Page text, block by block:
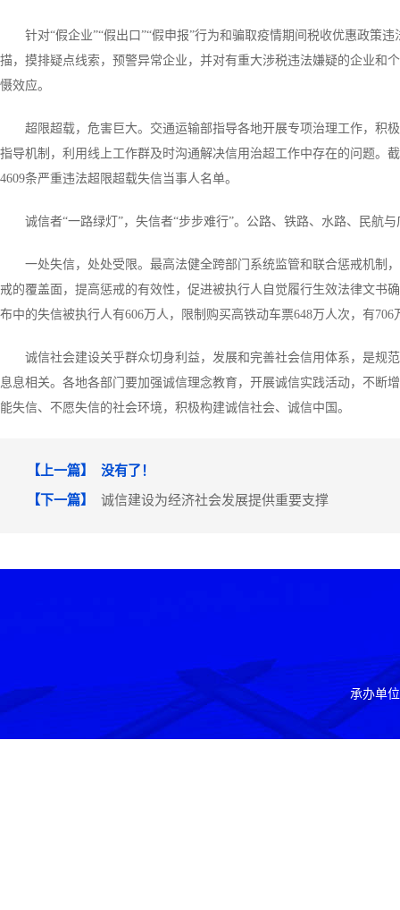
针对“假企业”“假出口”“假申报”行为和骗取疫情期间税收优惠政策
描，摸排疑点线索，预警异常企业，并对有重大涉税违法嫌疑的企业和
慑效应。
超限超载，危害巨大。交通运输部指导各地开展专项治理工作，积
指导机制，利用线上工作群及时沟通解决信用治超工作中存在的问题。
4609条严重违法超限超载失信当事人名单。
诚信者“一路绿灯”，失信者“步步难行”。公路、铁路、水路、民航
一处失信，处处受限。最高法健全跨部门系统监管和联合惩戒机制
戒的覆盖面，提高惩戒的有效性，促进被执行人自觉履行生效法律文书
布中的失信被执行人有606万人，限制购买高铁动车票648万人次，有
诚信社会建设关乎群众切身利益，发展和完善社会信用体系，是规
息息相关。各地各部门要加强诚信理念教育，开展诚信实践活动，不断
能失信、不愿失信的社会环境，积极构建诚信社会、诚信中国。
【上一篇】 没有了！
【下一篇】 诚信建设为经济社会发展提供重要支撑
承办单